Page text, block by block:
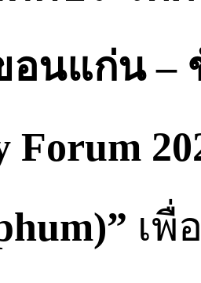
นแก่น –
Forum
เพื่